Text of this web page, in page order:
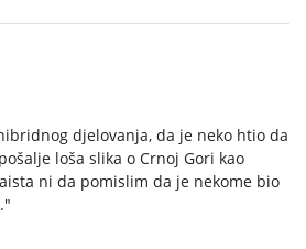
djelovanja, da je neko htio da
loša slika o Crnoj Gori kao
ni da pomislim da je nekome bio